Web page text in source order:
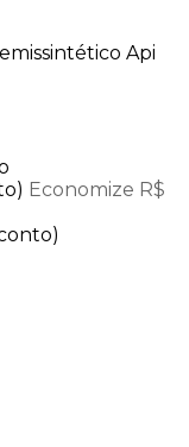
Api
Economize R$